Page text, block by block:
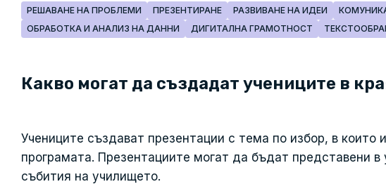
РЕШАВАНЕ НА ПРОБЛЕМИ ПРЕЗЕНТИРАНЕ РАЗВИВАНЕ НА ИДЕИ
ОБРАБОТКА И АНАЛИЗ НА ДАННИ
ДИГИТАЛНА ГРАМОТНОСТ
Какво могат да създадат учениците в
Учениците създават презентации с тема по избор, в които
програмата. Презентациите могат да бъдат представени
събития на училището.